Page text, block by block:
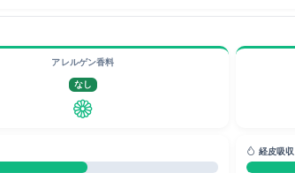
アレルゲン香料
なし
経皮吸